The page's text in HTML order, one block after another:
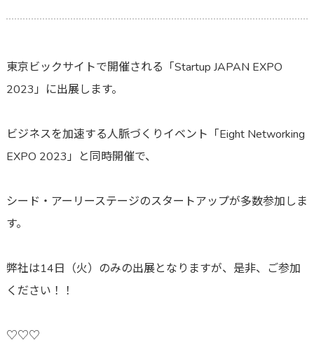
東京ビックサイトで開催される「Startup JAPAN EXPO
2023」に出展します。
ビジネスを加速する人脈づくりイベント「Eight Networking
EXPO 2023」と同時開催で、
シード・アーリーステージのスタートアップが多数参加しま
す。
弊社は14日（火）のみの出展となりますが、是非、ご参加
ください！！
♡♡♡